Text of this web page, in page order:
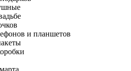
и планшетов